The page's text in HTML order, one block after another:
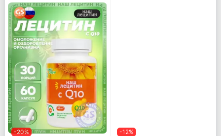
-20% -12%